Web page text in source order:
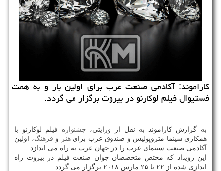
كاراموند: آكادمی صنعت عرب برای اولین بار و به همت
فستیوال فیلم لوكارنو در بیروت برگزار می گردد.
به گزارش كاراموند به نقل از ورایتی، جشنواره فیلم لوكارنو با
همكاری سینما متروپولیس و صندوق عرب برایهنر و فرهنگ، اولین
آكادمی صنعت سینمای عرب را در جهان عرب به راه می اندازد.
این رویداد كه مختص متخصصان جوان صنعت فیلم در بیروت راه
اندازی شده از ۲۲ تا ۲۵ مارس ۲۰۱۸ برگزار می گردد.